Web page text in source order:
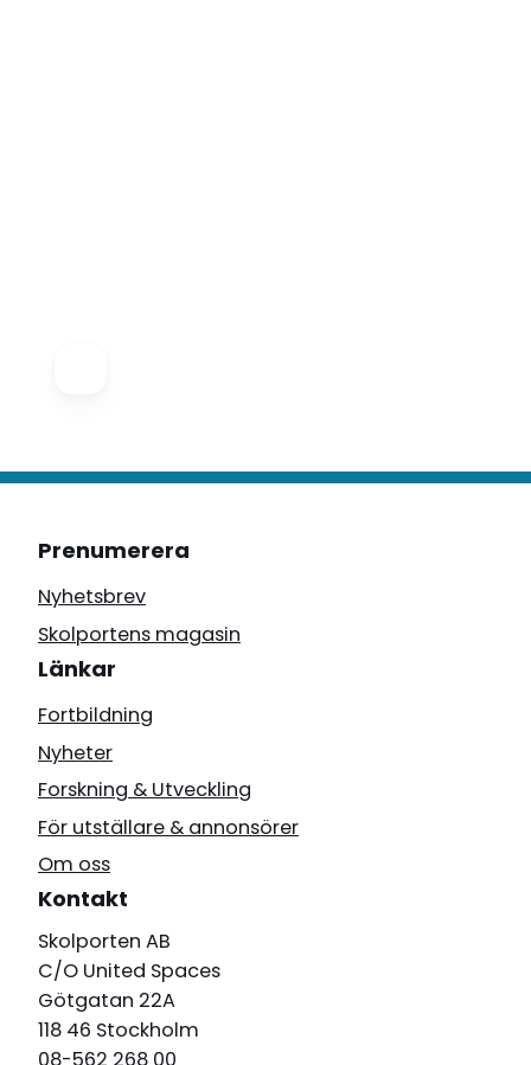
Prenumerera
Nyhetsbrev
Skolportens magasin
Länkar
Fortbildning
Nyheter
Forskning & Utveckling
För utställare & annonsörer
Om oss
Kontakt
Skolporten AB
C/O United Spaces
Götgatan 22A
118 46 Stockholm